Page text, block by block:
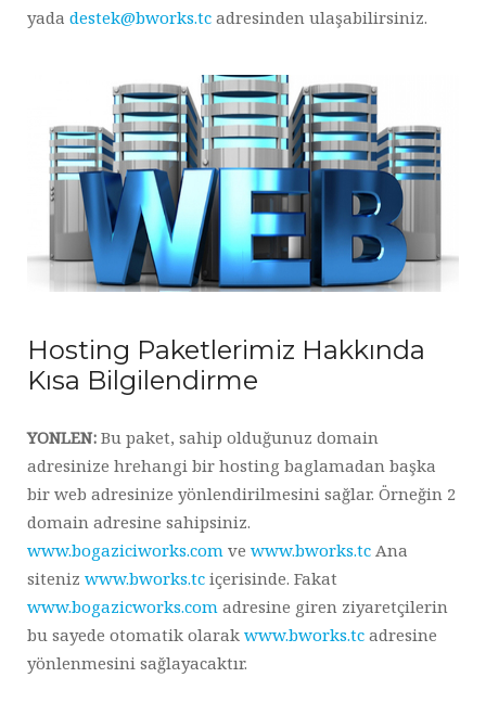
yada destek@bworks.tc adresinden ulaşabilirsiniz.
Hosting Paketlerimiz Hakkında
Kısa Bilgilendirme
YONLEN: Bu paket, sahip olduğunuz domain
adresinize hrehangi bir hosting baglamadan başka
bir web adresinize yönlendirilmesini sağlar. Örneğin 2
domain adresine sahipsiniz.
www.bogaziciworks.com ve www.bworks.tc Ana
siteniz www.bworks.tc içerisinde. Fakat
www.bogazicworks.com adresine giren ziyaretçilerin
bu sayede otomatik olarak www.bworks.tc adresine
yönlenmesini sağlayacaktır.